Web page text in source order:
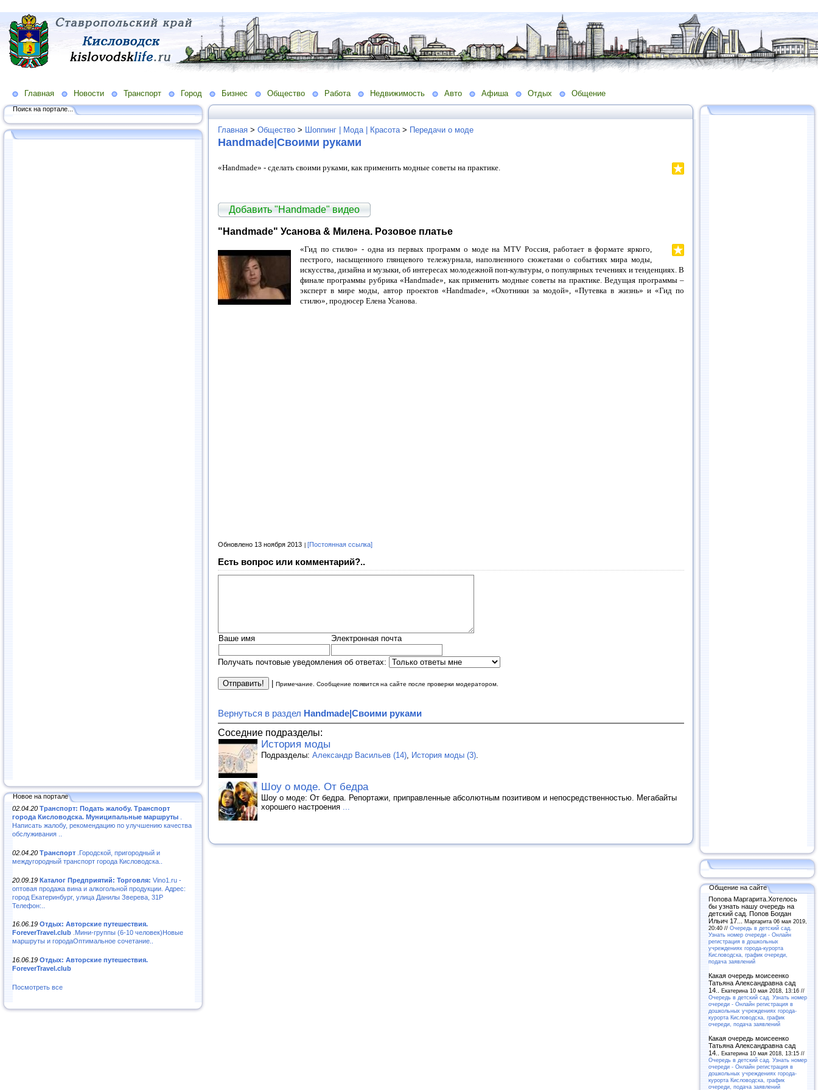
Главная Новости Транспорт Город Бизнес Общество Работа Недвижимость Авто Афиша Отдых Общение
Поиск на портале...
Новое на портале
02.04.20 Транспорт: Подать жалобу. Транспорт
города Кисловодска. Муниципальные маршруты
Написать жалобу, рекомендацию по улучшению качества
обслуживания ..
02.04.20 Транспорт .Городской, пригородный и
междугородный транспорт города Кисловодска..
20.09.19 Каталог Предприятий: Торговля: Vino1.ru -
оптовая продажа вина и алкогольной продукции. Адрес:
город Екатеринбург, улица Данилы Зверева, 31Р
Телефон:..
16.06.19 Отдых: Авторские путешествия.
ForeverTravel.club .Мини-группы (6-10 человек)Новые
маршруты и городаОптимальное сочетание..
16.06.19 Отдых: Авторские путешествия.
ForeverTravel.club
Посмотреть все
Главная > Общество > Шоппинг | Мода | Красота > Передачи о моде
Handmade|Своими руками
«Handmade» - сделать своими руками, как применить модные советы на практике.
Добавить "Handmade" видео
"Handmade" Усанова & Милена. Розовое платье
«Гид по стилю» - одна из первых программ о моде на MTV Россия, работает в формате яркого,
пестрого, насыщенного глянцевого тележурнала, наполненного сюжетами о событиях мира моды,
искусства, дизайна и музыки, об интересах молодежной поп-культуры, о популярных течениях и тенденциях. В
финале программы рубрика «Handmade», как применить модные советы на практике. Ведущая программы –
эксперт в мире моды, автор проектов «Handmade», «Охотники за модой», «Путевка в жизнь» и «Гид по
стилю», продюсер Елена Усанова.
Обновлено 13 ноября 2013 [Постоянная ссылка]
Есть вопрос или комментарий?..
Ваше имя Электронная почта
Получать почтовые уведомления об ответах:
Примечание. Сообщение появится на сайте после проверки модератором.
Вернуться в раздел Handmade|Своими руками
Соседние подразделы:
История моды
Подразделы: Александр Васильев (14), История моды (3).
Шоу о моде. От бедра
Шоу о моде: От бедра. Репортажи, приправленные абсолютным позитивом и непосредственностью. Мегабайты
хорошего настроения ...
Общение на сайте
Попова Маргарита.Хотелось
бы узнать нашу очередь на
детский сад. Попов Богдан
Ильич 17... Маргарита 06 мая 2019,
20:40 // Очередь в детский сад.
Узнать номер очереди - Онлайн
регистрация в дошкольных
учреждениях города-курорта
Кисловодска, график очереди,
подача заявлений
Какая очередь моисеенко
Татьяна Александравна сад
14.. Екатерина 10 мая 2018, 13:16 //
Очередь в детский сад. Узнать номер
очереди - Онлайн регистрация в
дошкольных учреждениях города-
курорта Кисловодска, график
очереди, подача заявлений
Какая очередь моисеенко
Татьяна Александравна сад
14.. Екатерина 10 мая 2018, 13:15 //
Очередь в детский сад. Узнать номер
очереди - Онлайн регистрация в
дошкольных учреждениях города-
курорта Кисловодска, график
очереди, подача заявлений